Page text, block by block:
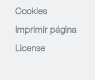
Cookies
Imprimir página
License